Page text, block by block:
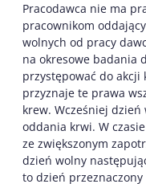
Pracodawca nie ma
pracownikom
wolnych od pracy
na okresowe badania
przystępować do akcji
przyznaje te prawa
krew. Wcześniej dzień
oddania krwi. W
ze zwiększonym
dzień wolny
to dzień